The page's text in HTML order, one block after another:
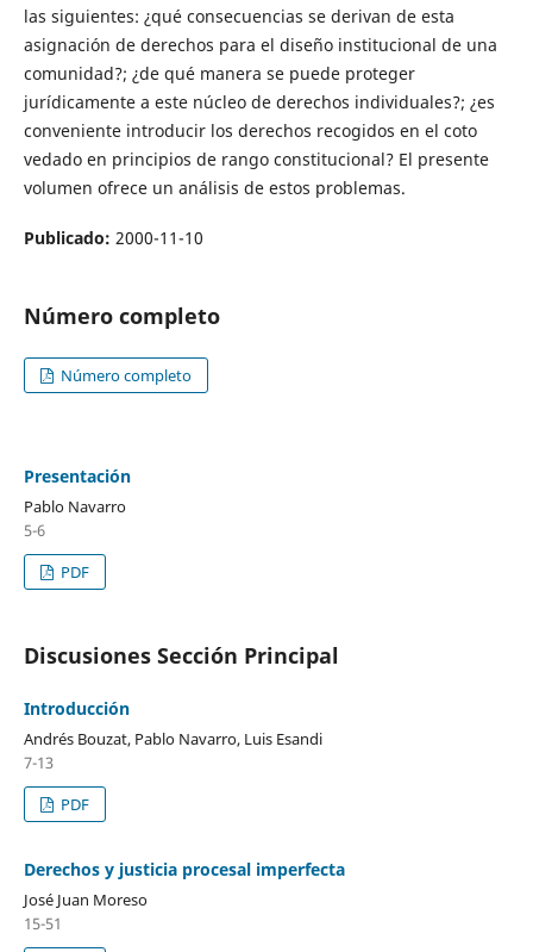
las siguientes: ¿qué consecuencias se derivan de esta
asignación de derechos para el diseño institucional de una
comunidad?; ¿de qué manera se puede proteger
jurídicamente a este núcleo de derechos individuales?; ¿es
conveniente introducir los derechos recogidos en el coto
vedado en principios de rango constitucional? El presente
volumen ofrece un análisis de estos problemas.
Publicado: 2000-11-10
Número completo
Número completo
Presentación
Pablo Navarro
5-6
PDF
Discusiones Sección Principal
Introducción
Andrés Bouzat, Pablo Navarro, Luis Esandi
7-13
PDF
Derechos y justicia procesal imperfecta
José Juan Moreso
15-51